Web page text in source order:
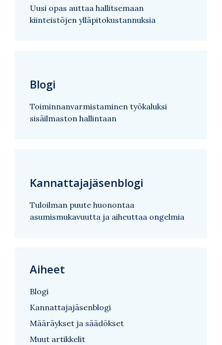
Uusi opas auttaa hallitsemaan
kiinteistöjen ylläpitokustannuksia
Blogi
Toiminnanvarmistaminen työkaluksi
sisäilmaston hallintaan
Kannattajajäsenblogi
Tuloilman puute huonontaa
asumismukavuutta ja aiheuttaa ongelmia
Aiheet
Blogi
Kannattajajäsenblogi
Määräykset ja säädökset
Muut artikkelit